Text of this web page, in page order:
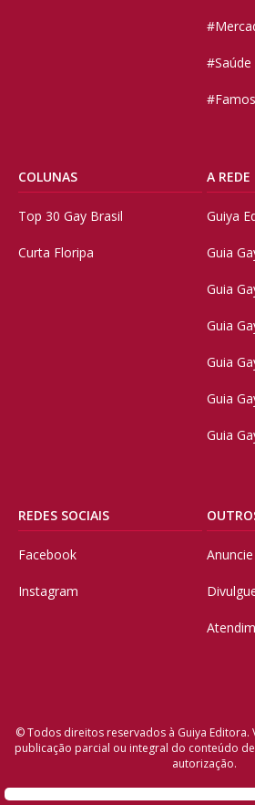
#Saúde
COLUNAS
Top 30 Gay Brasil
Curta Floripa
A REDE
Guiya
Guia
Guia
Guia
Guia
Guia
Guia
REDES SOCIAIS
Facebook
Instagram
© Todos direitos reservados à Guiya
publicação parcial ou integral do conteúdo
autorização.